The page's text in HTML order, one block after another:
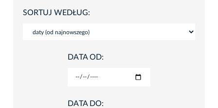
SORTUJ WEDŁUG:
DATA OD:
DATA DO: